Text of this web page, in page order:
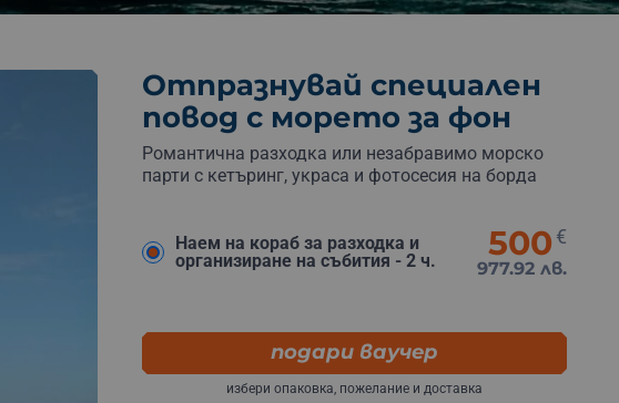
Отпразнувай специален
повод с морето за фон
Романтична разходка или незабравимо морско
парти с кетъринг, украса и фотосесия на борда
Наем на кораб за разходка и
организиране на събития - 2 ч.
500 €
977.92 лв.
подари ваучер
избери опаковка, пожелание и доставка